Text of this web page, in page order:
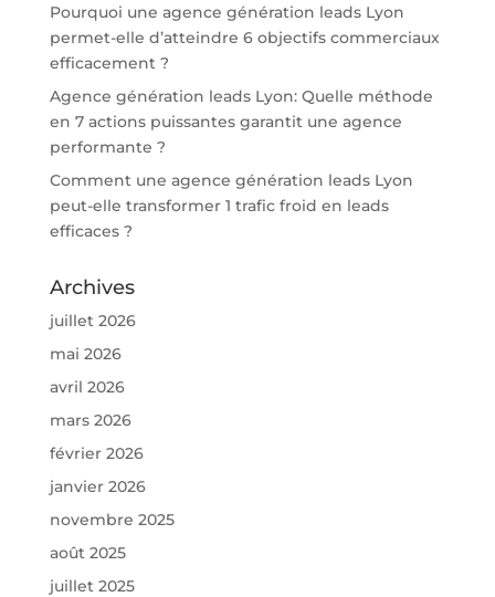
Pourquoi une agence génération leads Lyon
permet-elle d’atteindre 6 objectifs commerciaux
efficacement ?
Agence génération leads Lyon: Quelle méthode
en 7 actions puissantes garantit une agence
performante ?
Comment une agence génération leads Lyon
peut-elle transformer 1 trafic froid en leads
efficaces ?
Archives
juillet 2026
mai 2026
avril 2026
mars 2026
février 2026
janvier 2026
novembre 2025
août 2025
juillet 2025